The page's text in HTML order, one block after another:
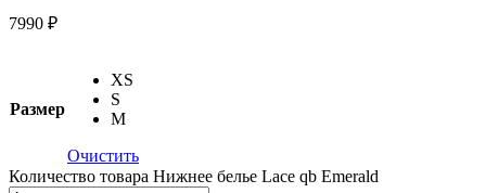
7990 ₽
Размер
XS
S
M
Очистить
Количество товара Нижнее белье Lace qb Emerald